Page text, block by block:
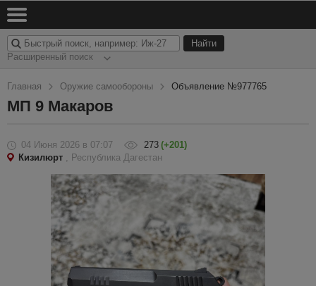
Расширенный поиск
Главная Оружие самообороны Объявление №977765
МП 9 Макаров
04 Июня 2026 в 07:07 273 (+201)
Кизилюрт , Республика Дагестан